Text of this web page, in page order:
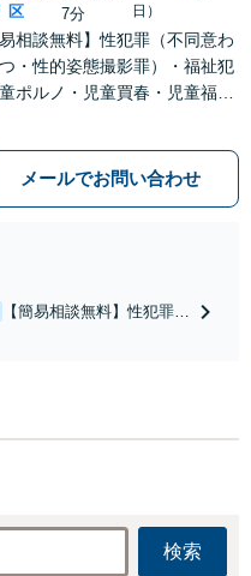
区
7分
日）
易相談無料】性犯罪（不同意わ
・性的姿態撮影罪）・福祉犯
童ポルノ・児童買春・児童福祉
に非常に詳しい弁護士です
メールでお問い合わせ
【簡易相談無料】性犯罪
検索